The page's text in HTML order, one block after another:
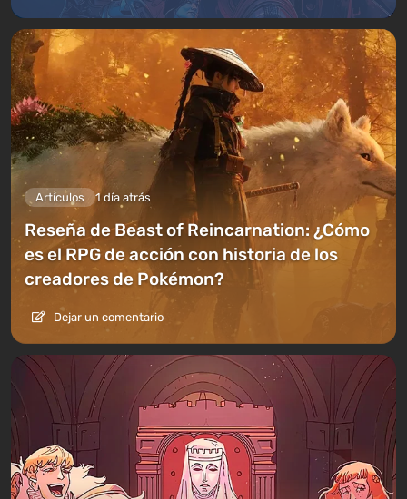
Artículos 1 día atrás
Reseña de Beast of Reincarnation: ¿Cómo
es el RPG de acción con historia de los
creadores de Pokémon?
Dejar un comentario